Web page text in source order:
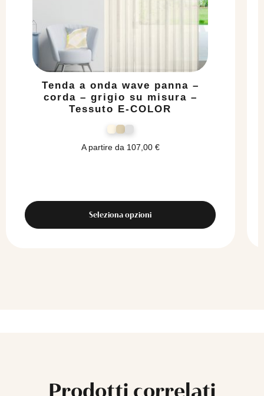
Tenda a onda wave panna –
corda – grigio su misura –
Tessuto E-COLOR
A partire da 107,00 €
Seleziona opzioni
Prodotti correlati